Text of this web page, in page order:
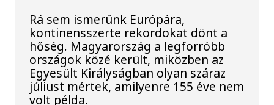
Rá sem ismerünk Európára,
kontinensszerte rekordokat dönt a
hőség. Magyarország a legforróbb
országok közé került, miközben az
Egyesült Királyságban olyan száraz
júliust mértek, amilyenre 155 éve nem
volt példa.